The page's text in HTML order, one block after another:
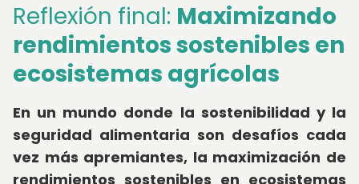
Reflexión final: Maximizando
rendimientos sostenibles en
ecosistemas agrícolas
En un mundo donde la sostenibilidad y la
seguridad alimentaria son desafíos cada
vez más apremiantes, la maximización de
rendimientos sostenibles en ecosistemas